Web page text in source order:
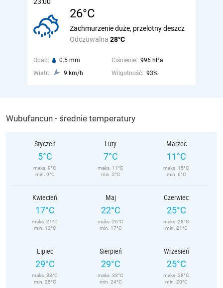
26°C
Odczuwalna 28°C
Zachmurzenie duże, przelotny deszcz
Opad: 0.5 mm Ciśnienie: 996 hPa
Wiatr:
9 km/h Wilgotność: 93%
Wubufancun - średnie temperatury
Styczeń
5°C
maks. 9°C
min. 0°C
Luty
7°C
maks. 11°C
min. 2°C
Marzec
11°C
maks. 15°C
min. 6°C
Kwiecień
17°C
maks. 21°C
min. 12°C
Maj
22°C
maks. 26°C
min. 17°C
Czerwiec
25°C
maks. 28°C
min. 21°C
Lipiec
29°C
maks. 33°C
min. 25°C
Sierpień
29°C
maks. 33°C
min. 24°C
Wrzesień
25°C
maks. 28°C
min. 20°C